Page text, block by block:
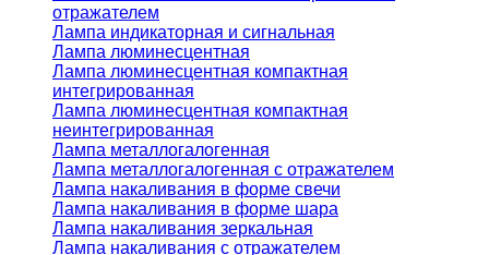
отражателем
Лампа индикаторная и сигнальная
Лампа люминесцентная
Лампа люминесцентная компактная
интегрированная
Лампа люминесцентная компактная
неинтегрированная
Лампа металлогалогенная
Лампа металлогалогенная с отражателем
Лампа накаливания в форме свечи
Лампа накаливания в форме шара
Лампа накаливания зеркальная
Лампа накаливания с отражателем